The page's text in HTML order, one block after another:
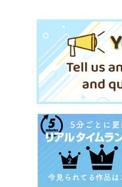
LOG+2020-2021
kamoi
2,145 円（税込）
ミスラ×真木晶
サンプル 作品詳細